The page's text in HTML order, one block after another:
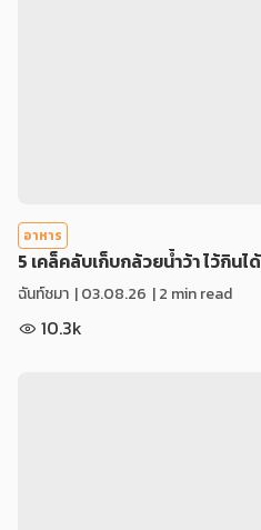
อาหาร
5 เคล็คลับเก็บกล้วยน้ำว้า ไว้กินไ
ฉันท์ชมา |03.08.26 | 2 min read
10.3k